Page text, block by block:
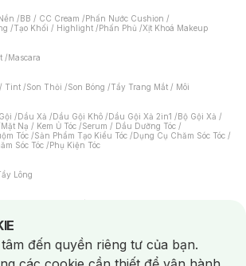
/BB / CC Cream /Phấn Nước Cushion /
/Tạo Khối / Highlight /Phấn Phủ /Xịt Khoá Makeup
/Mascara
Tint /Son Thỏi /Son Bóng /Tẩy Trang Mắt / Môi
/Dầu Xả /Dầu Gội Khô /Dầu Gội Xả 2in1 /Bộ Gội Xả /
Mặt Nạ / Kem Ủ Tóc /Serum / Dầu Dưỡng Tóc /
Tóc /Sản Phẩm Tạo Kiểu Tóc /Dụng Cụ Chăm Sóc Tóc /
Sóc Tóc /Phụ Kiện Tóc
Lông
/Máy Massage/Mặt Nạ Xông Hơi /Nước Rửa Tay/
/Bàn Chải Đánh Răng /Bàn Chải Điện/
Răng /Máy Tăm Nước/ Nước Súc Miệng/
usage
đến quyền riêng tư của bạn.